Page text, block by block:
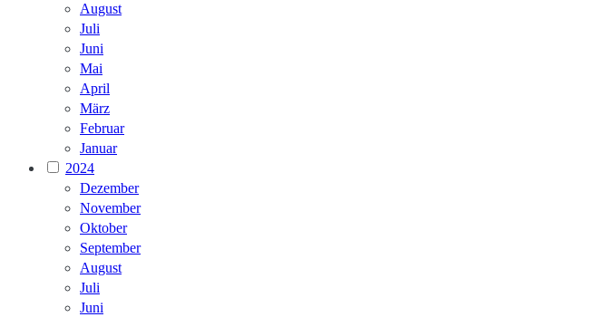
August
Juli
Juni
Mai
April
März
Februar
Januar
2024
Dezember
November
Oktober
September
August
Juli
Juni